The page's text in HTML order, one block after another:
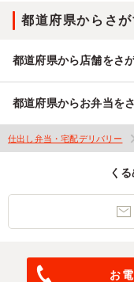
都道府県からさが
都道府県から店舗をさ
都道府県からお弁当を
仕出し弁当・宅配デリバリー
く
お